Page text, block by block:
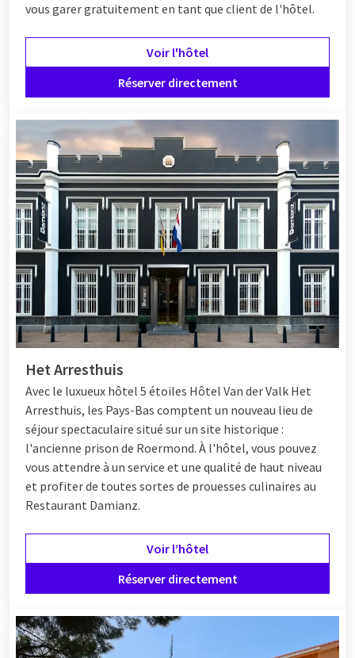
vous garer gratuitement en tant que client de l'hôtel.
Voir l'hôtel
Réserver directement
Het Arresthuis
Avec le luxueux hôtel 5 étoiles Hôtel Van der Valk Het
Arresthuis, les Pays-Bas comptent un nouveau lieu de
séjour spectaculaire situé sur un site historique :
l'ancienne prison de Roermond. À l'hôtel, vous pouvez
vous attendre à un service et une qualité de haut niveau
et profiter de toutes sortes de prouesses culinaires au
Restaurant Damianz.
Voir l’hôtel
Réserver directement